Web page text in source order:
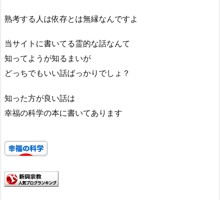
熟考する人は依存とは無縁なんですよ
当サイトに書いてる霊的な話なんて
知ってようが知るまいが
どっちでもいい話ばっかりでしょ？
知った方が良い話は
幸福の科学の本に書いてあります